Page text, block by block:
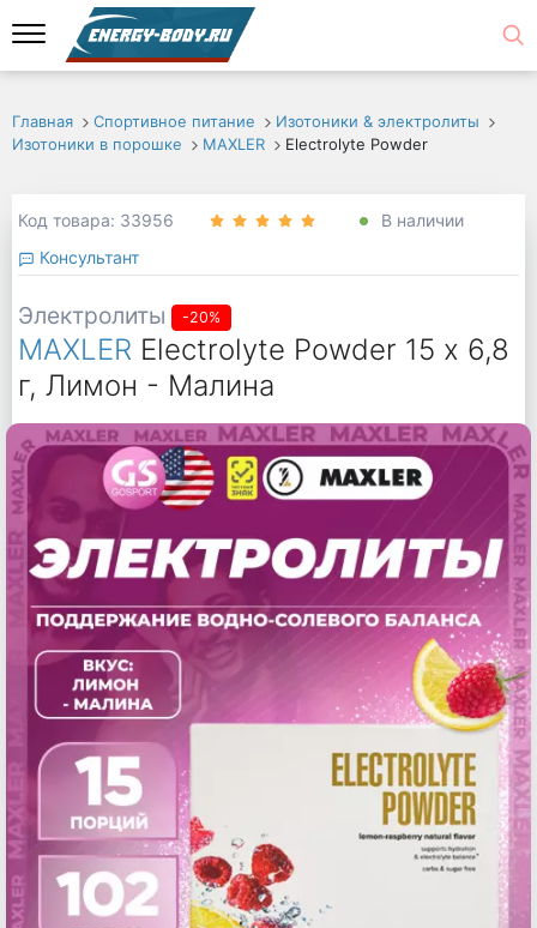
Главная Спортивное питание
Изотоники & электролиты
Изотоники в порошке
MAXLER Electrolyte Powder
Код товара: 33956
В наличии
Консультант
Электролиты -20%
MAXLER Electrolyte Powder 15 х 6,8
г, Лимон - Малина